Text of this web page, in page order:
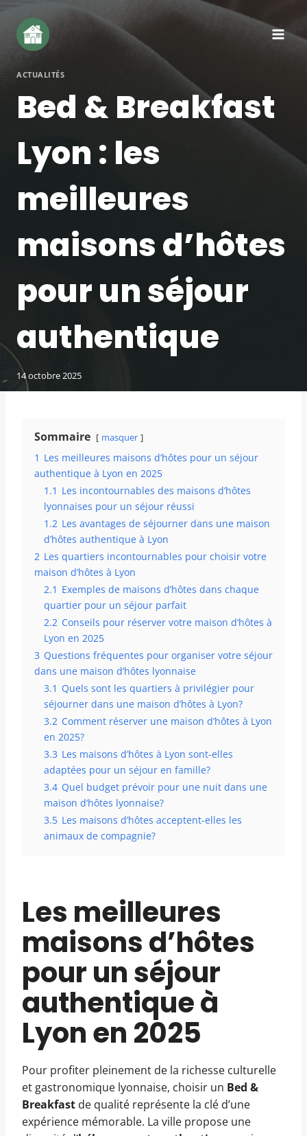
contenu
ACTUALITÉS
Bed & Breakfast
Lyon : les
meilleures
maisons d’hôtes
pour un séjour
authentique
14 octobre 2025
Sommaire masquer
1 Les meilleures maisons d’hôtes pour un séjour
authentique à Lyon en 2025
1.1 Les incontournables des maisons d’hôtes
lyonnaises pour un séjour réussi
1.2 Les avantages de séjourner dans une maison
d’hôtes authentique à Lyon
2 Les quartiers incontournables pour choisir votre
maison d’hôtes à Lyon
2.1 Exemples de maisons d’hôtes dans chaque
quartier pour un séjour parfait
2.2 Conseils pour réserver votre maison d’hôtes à
Lyon en 2025
3 Questions fréquentes pour organiser votre séjour
dans une maison d’hôtes lyonnaise
3.1 Quels sont les quartiers à privilégier pour
séjourner dans une maison d’hôtes à Lyon?
3.2 Comment réserver une maison d’hôtes à Lyon
en 2025?
3.3 Les maisons d’hôtes à Lyon sont-elles
adaptées pour un séjour en famille?
3.4 Quel budget prévoir pour une nuit dans une
maison d’hôtes lyonnaise?
3.5 Les maisons d’hôtes acceptent-elles les
animaux de compagnie?
Les meilleures
maisons d’hôtes
pour un séjour
authentique à
Lyon en 2025
Pour profiter pleinement de la richesse culturelle
et gastronomique lyonnaise, choisir un Bed &
Breakfast de qualité représente la clé d’une
expérience mémorable. La ville propose une